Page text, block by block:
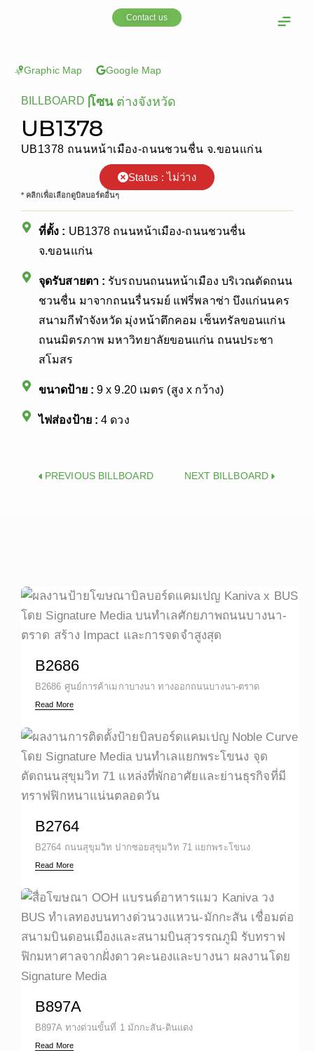
Contact us
Graphic Map Google Map
BILLBOARD |โซน ต่างจังหวัด
UB1378
UB1378 ถนนหน้าเมือง-ถนนชวนชื่น จ.ขอนแก่น
Status : ไม่ว่าง
* คลิกเพื่อเลือกดูบิลบอร์ดอื่นๆ
ที่ตั้ง : UB1378 ถนนหน้าเมือง-ถนนชวนชื่น
จ.ขอนแก่น
จุดรับสายตา : รับรถบนถนนหน้าเมือง บริเวณตัดถนน
ชวนชื่น มาจากถนนรื่นรมย์ แฟรี่พลาซ่า บึงแก่นนคร
สนามกีฬาจังหวัด มุ่งหน้าตึกคอม เซ็นทรัลขอนแก่น
ถนนมิตรภาพ มหาวิทยาลัยขอนแก่น ถนนประชา
สโมสร
ขนาดป้าย : 9 x 9.20 เมตร (สูง x กว้าง)
ไฟส่องป้าย : 4 ดวง
PrevPREVIOUS BILLBOARD NEXT BILLBOARDNext
B2686
B2686 ศูนย์การค้าเมกาบางนา ทางออกถนนบางนา-ตราด
Read More
B2764
B2764 ถนนสุขุมวิท ปากซอยสุขุมวิท 71 แยกพระโขนง
Read More
B897A
B897A ทางด่วนขั้นที่ 1 มักกะสัน-ดินแดง
Read More